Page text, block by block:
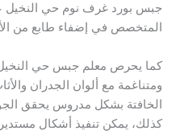
جبس بورد غرف نوم حي النخيل
المتخصص في إضفاء طابع من
كما يحرص معلم جبس حي
ومتناغمة مع ألوان الجدران
الخافتة بشكل مدروس يحقق
كذلك، يمكن تنفيذ أشكال